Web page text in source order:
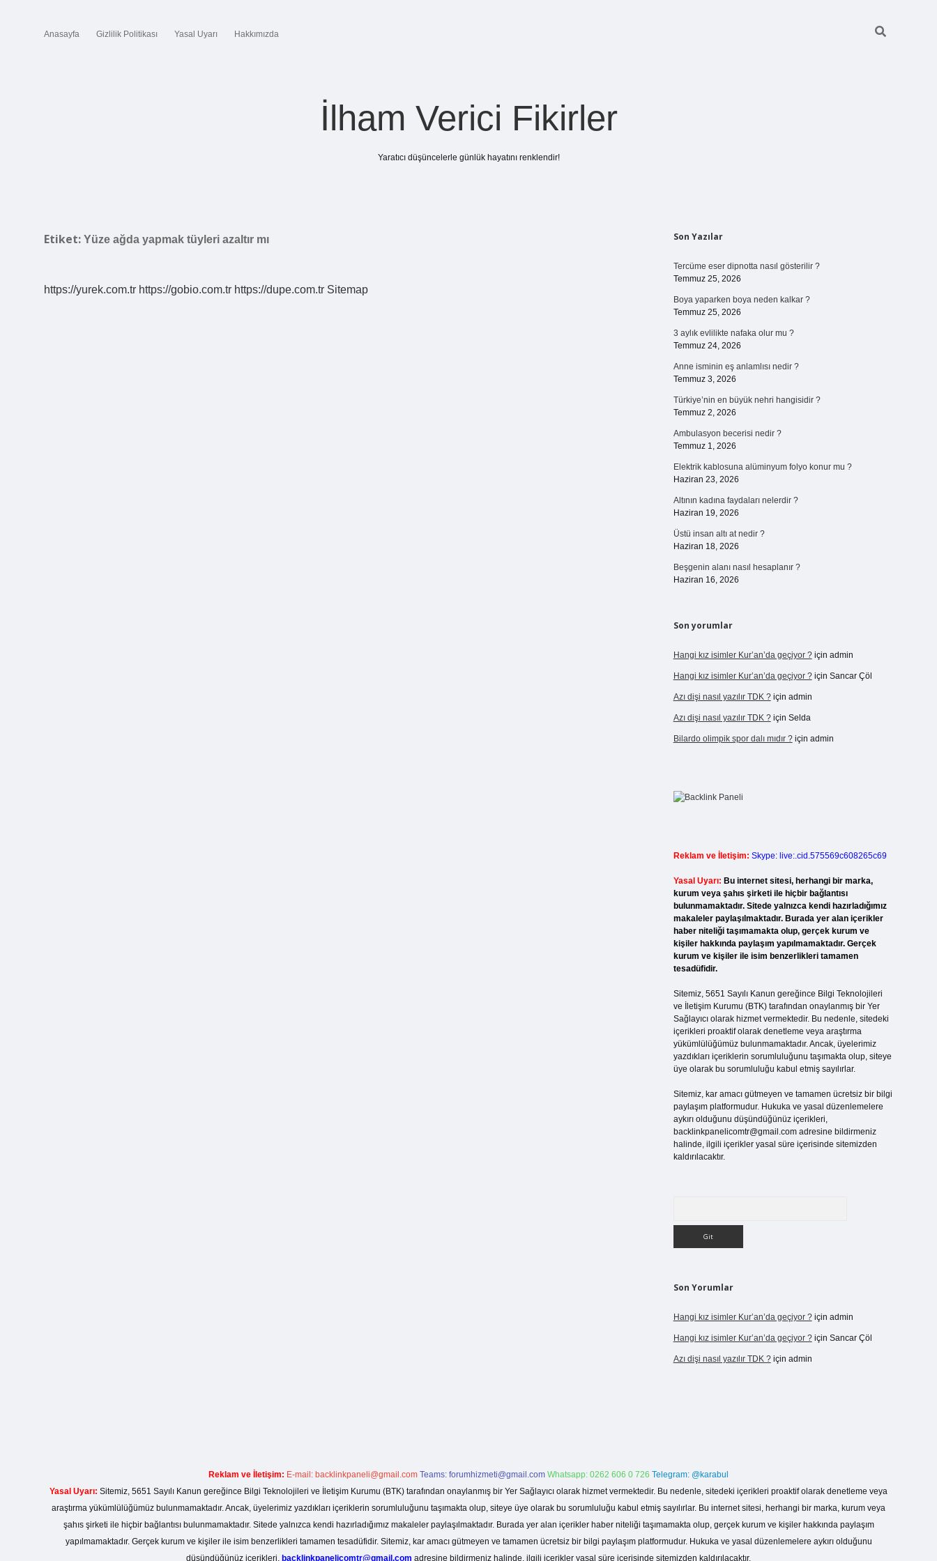
Anasayfa Gizlilik Politikası Yasal Uyarı Hakkımızda
İlham Verici Fikirler
Yaratıcı düşüncelerle günlük hayatını renklendir!
Etiket: Yüze ağda yapmak tüyleri azaltır mı
https://yurek.com.tr https://gobio.com.tr https://dupe.com.tr Sitemap
Sidebar
Son Yazılar
Tercüme eser dipnotta nasıl gösterilir ?
Temmuz 25, 2026
Boya yaparken boya neden kalkar ?
Temmuz 25, 2026
3 aylık evlilikte nafaka olur mu ?
Temmuz 24, 2026
Anne isminin eş anlamlısı nedir ?
Temmuz 3, 2026
Türkiye’nin en büyük nehri hangisidir ?
Temmuz 2, 2026
Ambulasyon becerisi nedir ?
Temmuz 1, 2026
Elektrik kablosuna alüminyum folyo konur mu ?
Haziran 23, 2026
Altının kadına faydaları nelerdir ?
Haziran 19, 2026
Üstü insan altı at nedir ?
Haziran 18, 2026
Beşgenin alanı nasıl hesaplanır ?
Haziran 16, 2026
Son yorumlar
Hangi kız isimler Kur’an’da geçiyor ?için admin
Hangi kız isimler Kur’an’da geçiyor ?için Sancar Çöl
Azı dişi nasıl yazılır TDK ?için admin
Azı dişi nasıl yazılır TDK ?için Selda
Bilardo olimpik spor dalı mıdır ?için admin
Reklam ve İletişim: Skype: live:.cid.575569c608265c69
Yasal Uyarı: Bu internet sitesi, herhangi bir marka,
kurum veya şahıs şirketi ile hiçbir bağlantısı
bulunmamaktadır. Sitede yalnızca kendi hazırladığımız
makaleler paylaşılmaktadır. Burada yer alan içerikler
haber niteliği taşımamakta olup, gerçek kurum ve
kişiler hakkında paylaşım yapılmamaktadır. Gerçek
kurum ve kişiler ile isim benzerlikleri tamamen
tesadüfidir.
Sitemiz, 5651 Sayılı Kanun gereğince Bilgi Teknolojileri
ve İletişim Kurumu (BTK) tarafından onaylanmış bir Yer
Sağlayıcı olarak hizmet vermektedir. Bu nedenle, sitedeki
içerikleri proaktif olarak denetleme veya araştırma
yükümlülüğümüz bulunmamaktadır. Ancak, üyelerimiz
yazdıkları içeriklerin sorumluluğunu taşımakta olup, siteye
üye olarak bu sorumluluğu kabul etmiş sayılırlar.
Sitemiz, kar amacı gütmeyen ve tamamen ücretsiz bir bilgi
paylaşım platformudur. Hukuka ve yasal düzenlemelere
aykırı olduğunu düşündüğünüz içerikleri,
backlinkpanelicomtr@gmail.comadresine bildirmeniz
halinde, ilgili içerikler yasal süre içerisinde sitemizden
kaldırılacaktır.
Son Yorumlar
Hangi kız isimler Kur’an’da geçiyor ?için admin
Hangi kız isimler Kur’an’da geçiyor ?için Sancar Çöl
Azı dişi nasıl yazılır TDK ?için admin
Reklam ve İletişim: E-mail: backlinkpaneli@gmail.com Teams: forumhizmeti@gmail.com Whatsapp: 0262 606 0 726 Telegram: @karabul
Yasal Uyarı: Sitemiz, 5651 Sayılı Kanun gereğince Bilgi Teknolojileri ve İletişim Kurumu (BTK) tarafından onaylanmış bir Yer Sağlayıcı olarak hizmet vermektedir. Bu nedenle, sitedeki içerikleri proaktif olarak denetleme veya
araştırma yükümlülüğümüz bulunmamaktadır. Ancak, üyelerimiz yazdıkları içeriklerin sorumluluğunu taşımakta olup, siteye üye olarak bu sorumluluğu kabul etmiş sayılırlar. Bu internet sitesi, herhangi bir marka, kurum veya
şahıs şirketi ile hiçbir bağlantısı bulunmamaktadır. Sitede yalnızca kendi hazırladığımız makaleler paylaşılmaktadır. Burada yer alan içerikler haber niteliği taşımamakta olup, gerçek kurum ve kişiler hakkında paylaşım
yapılmamaktadır. Gerçek kurum ve kişiler ile isim benzerlikleri tamamen tesadüfidir. Sitemiz, kar amacı gütmeyen ve tamamen ücretsiz bir bilgi paylaşım platformudur. Hukuka ve yasal düzenlemelere aykırı olduğunu
düşündüğünüz içerikleri, backlinkpanelicomtr@gmail.com adresine bildirmeniz halinde, ilgili içerikler yasal süre içerisinde sitemizden kaldırılacaktır.